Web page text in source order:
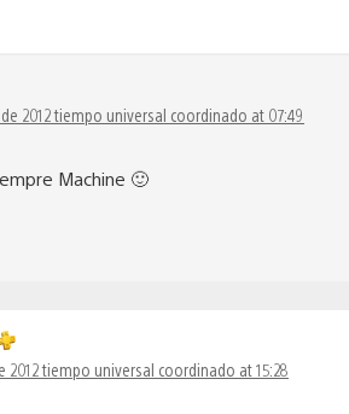
2012 tiempo universal coordinado at 07:49
Machine 🙂
2012 tiempo universal coordinado at 15:28